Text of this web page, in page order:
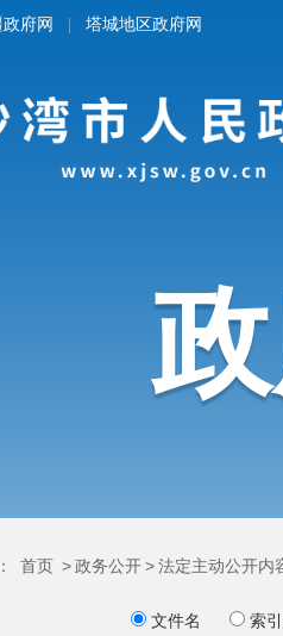
府网 塔城地区政府网
首页 >政务公开>法定主动公开内
文件名 索